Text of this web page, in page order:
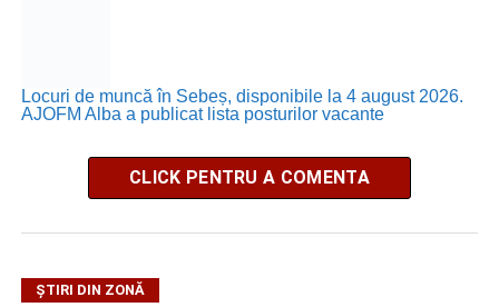
Locuri de muncă în Sebeș, disponibile la 4 august 2026.
AJOFM Alba a publicat lista posturilor vacante
CLICK PENTRU A COMENTA
ȘTIRI DIN ZONĂ